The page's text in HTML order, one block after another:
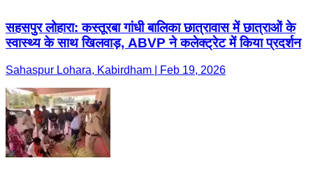
सहसपुर लोहारा: कस्तूरबा गांधी बालिका छात्रावास में छात्राओं के
स्वास्थ्य के साथ खिलवाड़, ABVP ने कलेक्ट्रेट में किया प्रदर्शन
Sahaspur Lohara, Kabirdham | Feb 19, 2026